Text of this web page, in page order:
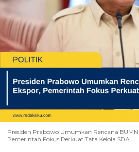
Presiden Prabowo Umumkan Rencana BUMN
Pemerintah Fokus Perkuat Tata Kelola SDA